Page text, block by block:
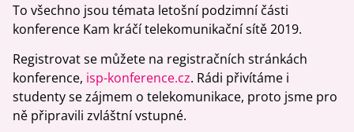
To všechno jsou témata letošní podzimní části
konference Kam kráčí telekomunikační sítě 2019.
Registrovat se můžete na registračních stránkách
konference, isp-konference.cz. Rádi přivítáme i
studenty se zájmem o telekomunikace, proto jsme pro
ně připravili zvláštní vstupné.